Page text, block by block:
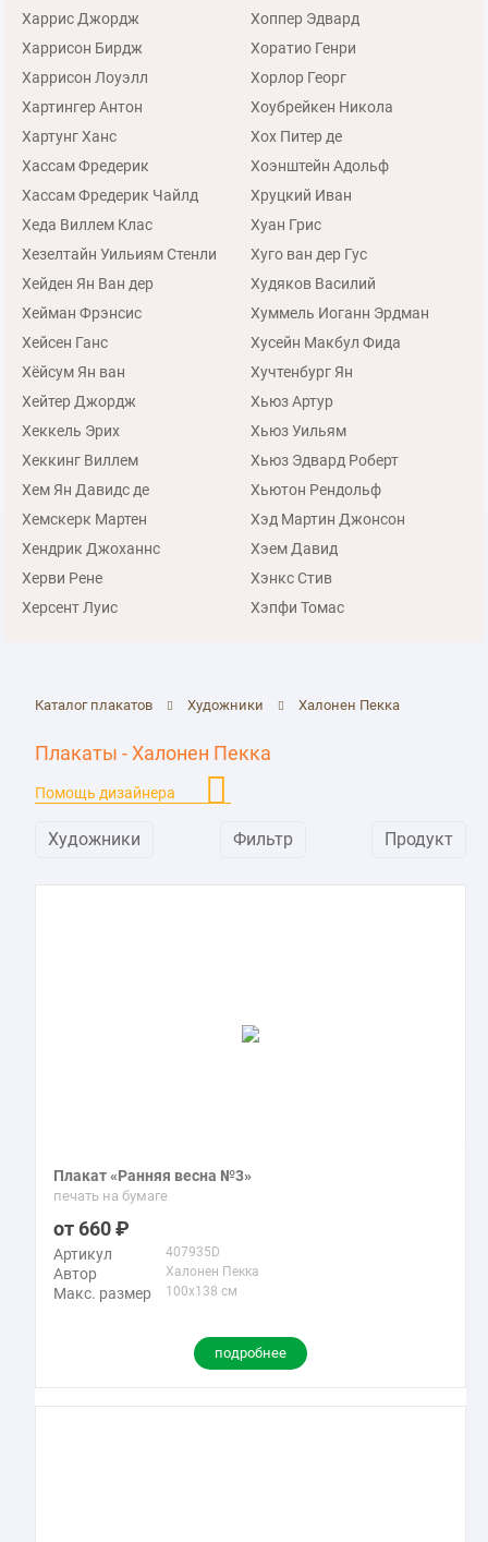
Харрис Джордж
Харрисон Бирдж
Харрисон Лоуэлл
Хартингер Антон
Хартунг Ханс
Хассам Фредерик
Хассам Фредерик Чайлд
Хеда Виллем Клас
Хезелтайн Уильиям Стенли
Хейден Ян Ван дер
Хейман Фрэнсис
Хейсен Ганс
Хёйсум Ян ван
Хейтер Джордж
Хеккель Эрих
Хеккинг Виллем
Хем Ян Давидс де
Хемскерк Мартен
Хендрик Джоханнс
Херви Рене
Херсент Луис
Хоппер Эдвард
Хоратио Генри
Хорлор Георг
Хоубрейкен Никола
Хох Питер де
Хоэнштейн Адольф
Хруцкий Иван
Хуан Грис
Хуго ван дер Гус
Худяков Василий
Хуммель Иоганн Эрдман
Хусейн Макбул Фида
Хучтенбург Ян
Хьюз Артур
Хьюз Уильям
Хьюз Эдвард Роберт
Хьютон Рендольф
Хэд Мартин Джонсон
Хэем Давид
Хэнкс Стив
Хэпфи Томас
Каталог плакатов Художники Халонен Пекка
Плакаты - Халонен Пекка
Помощь дизайнера
Художники Фильтр Продукт
Плакат «Ранняя весна №3»
печать на бумаге
660
Артикул 407935D
Автор Халонен Пекка
Макс. размер 100x138 см
подробнее